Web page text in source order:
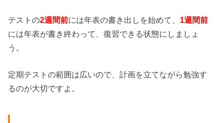
テストの2週間前には年表の書き出しを始めて、 1週間前
には年表が書き終わって、復習できる状態にしましょ
う。
定期テストの範囲は広いので、計画を立てながら勉強す
るのが大切ですよ。